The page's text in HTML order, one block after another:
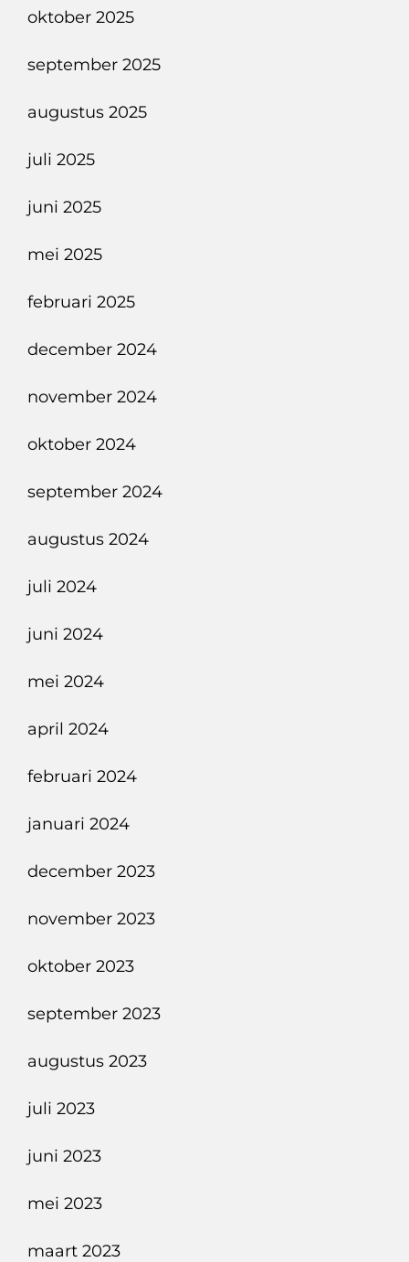
oktober 2025
september 2025
augustus 2025
juli 2025
juni 2025
mei 2025
februari 2025
december 2024
november 2024
oktober 2024
september 2024
augustus 2024
juli 2024
juni 2024
mei 2024
april 2024
februari 2024
januari 2024
december 2023
november 2023
oktober 2023
september 2023
augustus 2023
juli 2023
juni 2023
mei 2023
maart 2023